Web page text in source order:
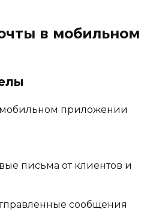
в мобильном
приложении
письма от клиентов и
сообщения